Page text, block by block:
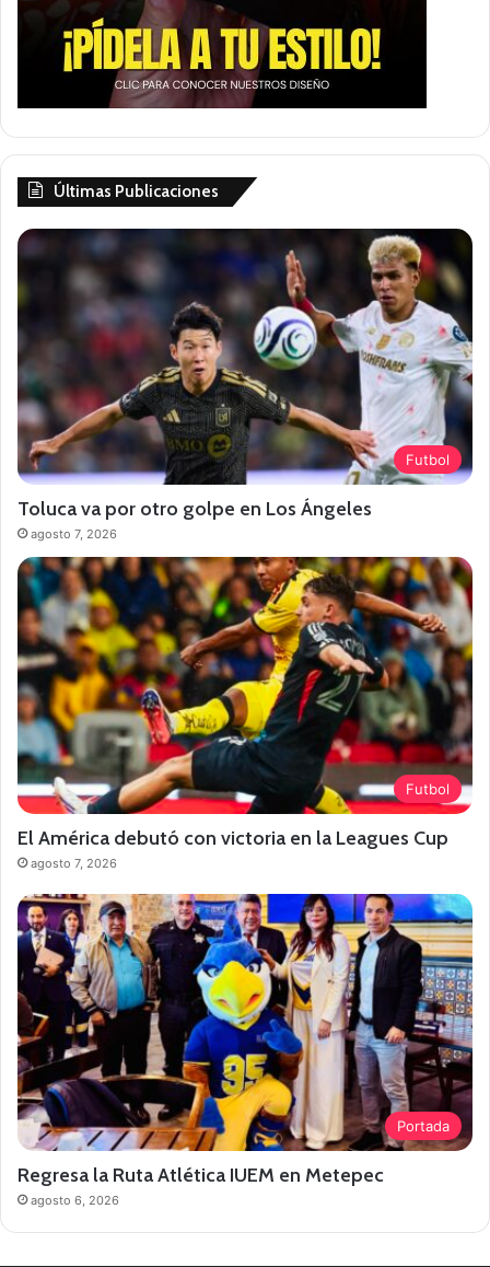
Últimas Publicaciones
Futbol
Toluca va por otro golpe en Los Ángeles
agosto 7, 2026
Futbol
El América debutó con victoria en la Leagues Cup
agosto 7, 2026
Portada
Regresa la Ruta Atlética IUEM en Metepec
agosto 6, 2026